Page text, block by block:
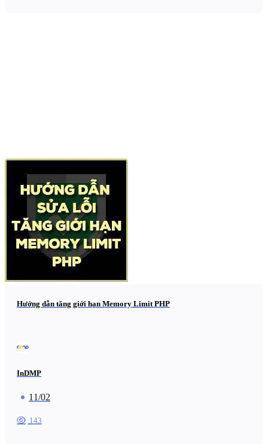
Hướng dẫn tăng giới hạn Memory Limit PHP
InDMP
11/02
143